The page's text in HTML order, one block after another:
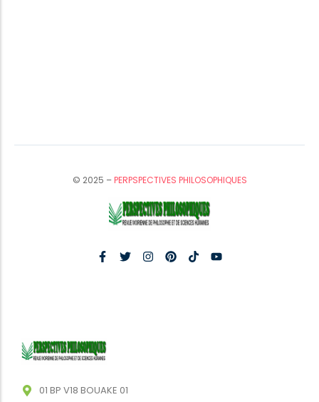
© 2025 –PERPSPECTIVES PHILOSOPHIQUES
01 BP V18 BOUAKE 01